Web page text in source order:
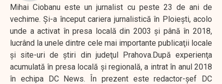
Mihai Ciobanu este un jurnalist cu peste 23 de ani de
vechime. Şi-a început cariera jurnalistică în Ploieşti, acolo
unde a activat în presa locală din 2003 şi până în 2018,
lucrând la unele dintre cele mai importante publicaţii locale
şi site-uri de ştiri din judeţul Prahova.După experienţa
acumulată în presa locală şi regională, a intrat în anul 2018
în echipa DC News. În prezent este redactor-şef DC